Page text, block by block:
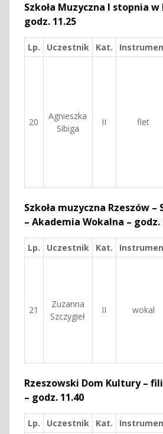
Szkoła Muzyczna I stopnia
godz. 11.25
Lp. Uczestnik Kat.
20
Agnieszka
Sibiga
II flet
Szkoła muzyczna Rzeszów
– Akademia Wokalna – godz.
Lp. Uczestnik Kat.
21
Zuzanna
Szczygieł
II wokal
Rzeszowski Dom Kultury –
– godz. 11.40
Lp. Uczestnik Kat.